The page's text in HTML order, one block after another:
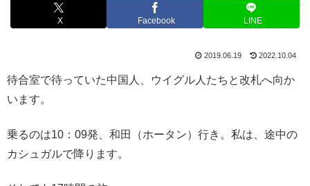
X Facebook LINE
2019.06.19 2022.10.04
待合室で待っていた中国人、ウイグル人たちと改札へ向か
います。
乗るのは10：09発、和田（ホータン）行き。私は、途中の
カシュガルで降ります。